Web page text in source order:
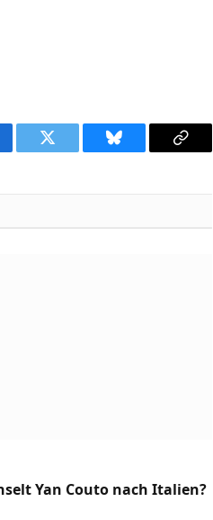
Twitter Bluesky
Copy
Yan Couto nach Italien?